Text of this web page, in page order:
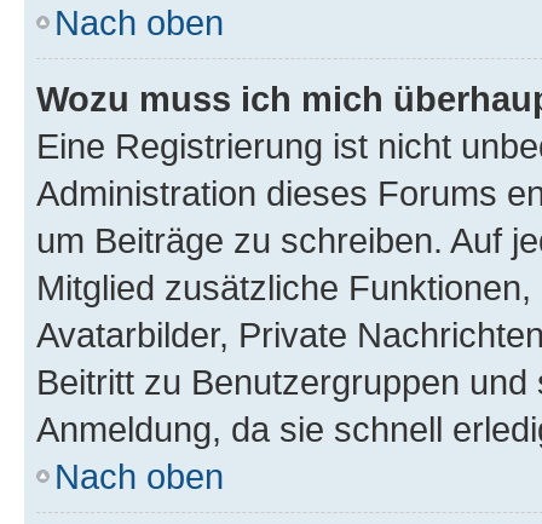
Nach oben
Wozu muss ich mich
Eine Registrierung ist nicht
Administration dieses Forums
um Beiträge zu schreiben. Auf
Mitglied zusätzliche
Avatarbilder, Private
Beitritt zu Benutzergruppen
Anmeldung, da sie schnell
Nach oben